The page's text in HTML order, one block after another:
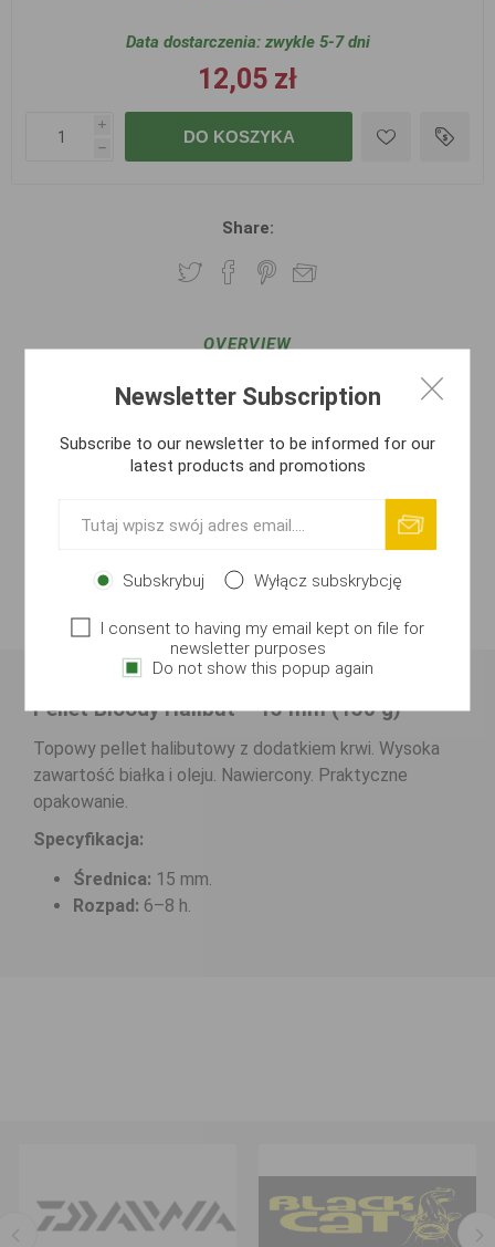
Data dostarczenia: zwykle 5-7 dni
12,05 zł
i
h
DO KOSZYKA
Share:
OVERVIEW
SPECIFICATIONS
REVIEWS
ATTACHMENTS
PRODUCENT
Pellet Bloody Halibut – 15 mm (150 g)
Topowy pellet halibutowy z dodatkiem krwi. Wysoka
zawartość białka i oleju. Nawiercony. Praktyczne
opakowanie.
Specyfikacja:
Średnica: 15 mm.
Rozpad: 6–8 h.
Newsletter Subscription
Subscribe to our newsletter to be informed for our
latest products and promotions
Subskrybuj Wyłącz subskrybcję
I consent to having my email kept on file for
newsletter purposes
Do not show this popup again